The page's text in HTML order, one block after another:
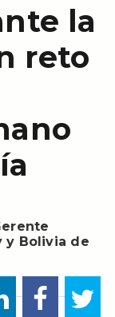
la
reto
y Bolivia de